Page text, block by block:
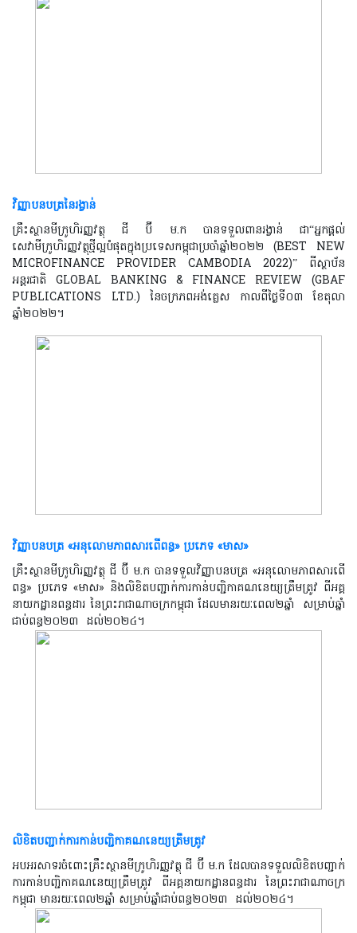
វិញ្ញាបនបត្រនៃរង្វាន់
គ្រឹះស្ថានមីក្រូហិរញ្ញវត្ថុ
ជី ប៊ី ម.ក បានទទួលពានរង្វាន់ ជា“អ្នកផ្តល់
សេវាមីក្រូហិរញ្ញវត្ថុថ្មីល្អបំផុតក្នុងប្រទេសកម្ពុជាប្រចាំឆ្នាំ២០២២ (BEST NEW
MICROFINANCE PROVIDER CAMBODIA 2022)” ពីស្ថាប័ន
អន្តរជាតិ GLOBAL BANKING & FINANCE REVIEW (GBAF
PUBLICATIONS LTD.) នៃចក្រភពអង់គ្លេស កាលពីថ្ងៃទី០៣ ខែតុលា
ឆ្នាំ២០២២។
វិញ្ញាបនបត្រ «អនុលោមភាពសារពើពន្ធ» ប្រភេទ «មាស»
គ្រឹះស្ថានមីក្រូហិរញ្ញវត្ថុ ជី ប៊ី ម.ក បានទទួលវិញ្ញាបនបត្រ «អនុលោមភាពសារពើ
ពន្ធ» ប្រភេទ «មាស» និងលិខិតបញ្ជាក់ការកាន់បញ្ជិកាគណនេយ្យត្រឹមត្រូវ ពីអគ្គ
នាយកដ្ឋានពន្ធដារ នៃព្រះរាជាណាចក្រកម្ពុជា ដែលមានរយៈពេល២ឆ្នាំ
សម្រាប់ឆ្នាំ
ជាប់ពន្ធ២០២៣ ដល់២០២៤។
លិខិតបញ្ជាក់ការកាន់បញ្ជិកាគណនេយ្យត្រឹមត្រូវ
អបអរសាទរចំពោះគ្រឹះស្ថានមីក្រូហិរញ្ញវត្ថុ ជី ប៊ី ម.ក ដែលបានទទួលលិខិតបញ្ជាក់
ការកាន់បញ្ជិកាគណនេយ្យត្រឹមត្រូវ ពីអគ្គនាយកដ្ឋានពន្ធដារ នៃព្រះរាជាណាចក្រ
កម្ពុជា មានរយៈពេល២ឆ្នាំ សម្រាប់ឆ្នាំជាប់ពន្ធ២០២៣ ដល់២០២៤។